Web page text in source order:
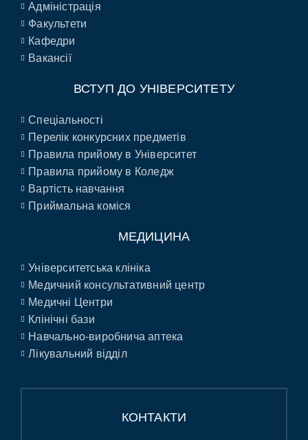
Адміністрація
Факультети
Кафедри
Вакансії
ВСТУП ДО УНІВЕРСИТЕТУ
Спеціальності
Перелік конкурсних предметів
Правила прийому в Університет
Правила прийому в Коледж
Вартість навчання
Приймальна коміся
МЕДИЦИНА
Університетська клініка
Медичний консультативний центр
Медичні Центри
Клінічні бази
Навчально-виробнича аптека
Лікувальний відділ
КОНТАКТИ